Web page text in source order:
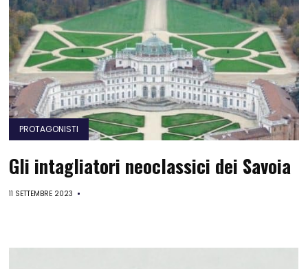
PROTAGONISTI
Gli intagliatori neoclassici dei Savoia
11 SETTEMBRE 2023